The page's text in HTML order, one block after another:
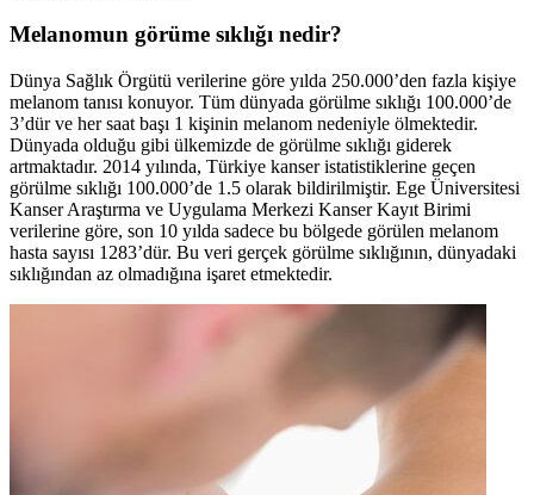
Melanomun görüme sıklığı nedir?
Dünya Sağlık Örgütü verilerine göre yılda 250.000’den fazla kişiye
melanom tanısı konuyor. Tüm dünyada görülme sıklığı 100.000’de
3’dür ve her saat başı 1 kişinin melanom nedeniyle ölmektedir.
Dünyada olduğu gibi ülkemizde de görülme sıklığı giderek
artmaktadır. 2014 yılında, Türkiye kanser istatistiklerine geçen
görülme sıklığı 100.000’de 1.5 olarak bildirilmiştir. Ege Üniversitesi
Kanser Araştırma ve Uygulama Merkezi Kanser Kayıt Birimi
verilerine göre, son 10 yılda sadece bu bölgede görülen melanom
hasta sayısı 1283’dür. Bu veri gerçek görülme sıklığının, dünyadaki
sıklığından az olmadığına işaret etmektedir.